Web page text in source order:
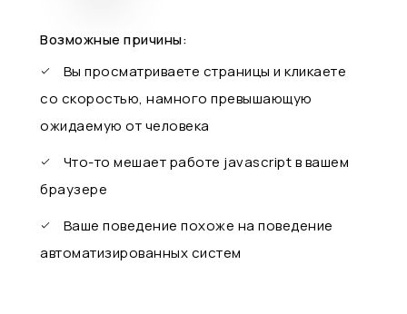
Возможные причины:
Вы просматриваете страницы и кликаете
со скоростью, намного превышающую
ожидаемую от человека
Что-то мешает работе javascript в вашем
браузере
Ваше поведение похоже на поведение
автоматизированных систем